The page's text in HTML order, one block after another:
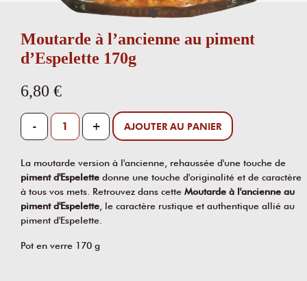
Moutarde à l’ancienne au piment
d’Espelette 170g
6,80 €
- + AJOUTER AU PANIER
La moutarde version à l'ancienne, rehaussée d'une touche de
piment d'Espelette donne une touche d'originalité et de caractère
à tous vos mets. Retrouvez dans cette Moutarde à l'ancienne au
piment d'Espelette, le caractère rustique et authentique allié au
piment d'Espelette.
Pot en verre 170 g